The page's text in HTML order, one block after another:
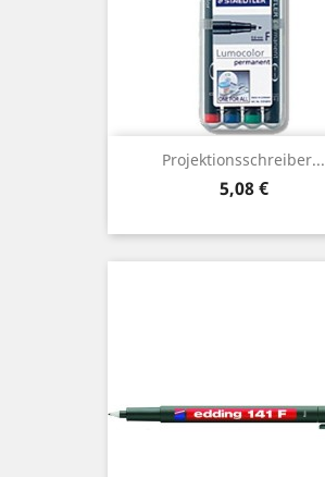
Projektionsschreiber...
Preis
5,08 €